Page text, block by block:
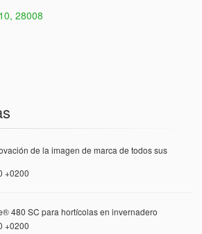
28008
de la imagen de marca de todos sus
+0200
480 SC para hortícolas en invernadero
+0200